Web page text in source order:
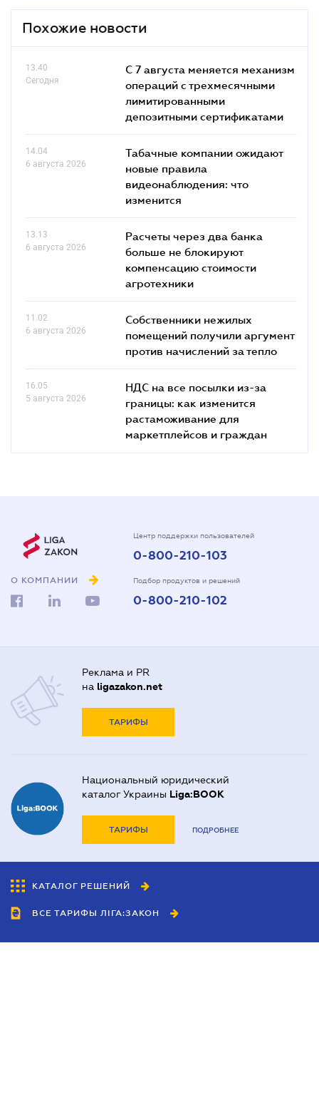
Похожие новости
13.40
Сегодня
С 7 августа меняется механизм
операций с трехмесячными
лимитированными
депозитными сертификатами
14.04
6 августа 2026
Табачные компании ожидают
новые правила
видеонаблюдения: что
изменится
13.13
6 августа 2026
Расчеты через два банка
больше не блокируют
компенсацию стоимости
агротехники
11.02
6 августа 2026
Собственники нежилых
помещений получили аргумент
против начислений за тепло
16.05
5 августа 2026
НДС на все посылки из-за
границы: как изменится
растаможивание для
маркетплейсов и граждан
О КОМПАНИИ
Центр поддержки пользователей
0-800-210-103
Подбор продуктов и решений
0-800-210-102
Реклама и PR
на ligazakon.net
ТАРИФЫ
Национальный юридический
каталог Украины Liga:BOOK
ТАРИФЫ ПОДРОБНЕЕ
КАТАЛОГ РЕШЕНИЙ
ВСЕ ТАРИФЫ ЛІГА:ЗАКОН